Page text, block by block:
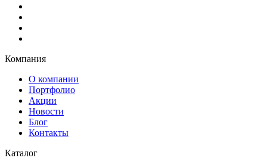
Компания
О компании
Портфолио
Акции
Новости
Блог
Контакты
Каталог